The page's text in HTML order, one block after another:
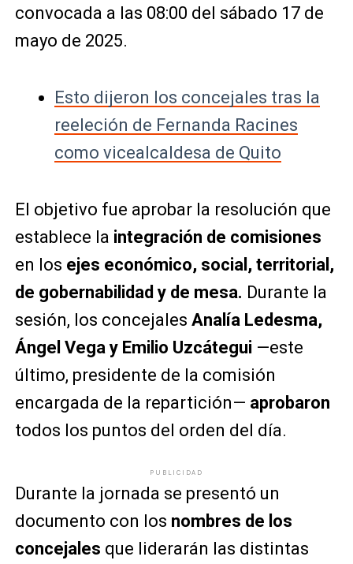
convocada a las 08:00 del sábado 17 de
mayo de 2025.
Esto dijeron los concejales tras la
reeleción de Fernanda Racines
como vicealcaldesa de Quito
El objetivo fue aprobar la resolución que
establece la integración de comisiones
en los ejes económico, social, territorial,
de gobernabilidad y de mesa. Durante la
sesión, los concejales Analía Ledesma,
Ángel Vega y Emilio Uzcátegui—este
último, presidente de la comisión
encargada de la repartición— aprobaron
todos los puntos del orden del día.
PUBLICIDAD
Durante la jornada se presentó un
documento con los nombres de los
concejales que liderarán las distintas